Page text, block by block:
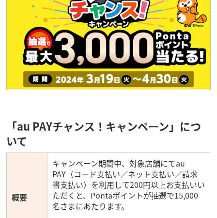
「au PAYチャンス！キャンペーン」につ
いて
概要
キャンペーン期間中、対象店舗にてau
PAY（コード支払い／ネット支払い／請求
書支払い）を利用して200円以上お支払いい
ただくと、Pontaポイントが抽選で15,000
名さまにあたります。